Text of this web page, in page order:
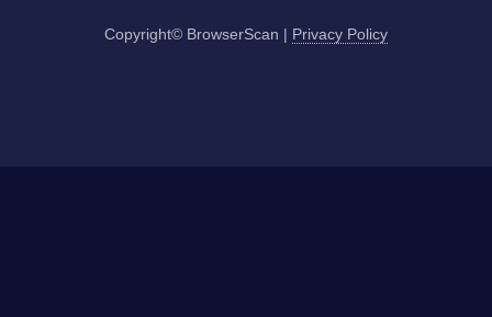
Copyright© BrowserScan | Privacy Policy